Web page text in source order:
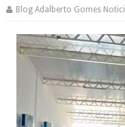
Blog Adalberto Gomes